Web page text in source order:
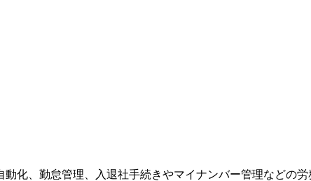
化、勤怠管理、入退社手続きやマイナンバー管理などの